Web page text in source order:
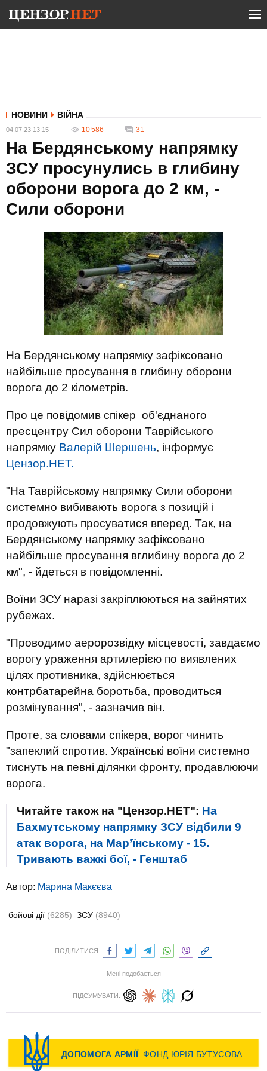
НОВИНИ ВІЙНА
04.07.23 13:15 10 586 31
На Бердянському напрямку
ЗСУ просунулись в глибину
оборони ворога до 2 км, -
Сили оборони
На Бердянському напрямку зафіксовано
найбільше просування в глибину оборони
ворога до 2 кілометрів.
Про це повідомив спікер об'єднаного
пресцентру Сил оборони Таврійського
напрямку Валерій Шершень, інформує
Цензор.НЕТ.
"На Таврійському напрямку Сили оборони
системно вибивають ворога з позицій і
продовжують просуватися вперед. Так, на
Бердянському напрямку зафіксовано
найбільше просування вглибину ворога до 2
км", - йдеться в повідомленні.
Воїни ЗСУ наразі закріплюються на зайнятих
рубежах.
"Проводимо аеророзвідку місцевості, завдаємо
ворогу ураження артилерією по виявлених
цілях противника, здійснюється
контрбатарейна боротьба, проводиться
розмінування", - зазначив він.
Проте, за словами спікера, ворог чинить
"запеклий спротив. Українські воїни системно
тиснуть на певні ділянки фронту, продавлюючи
ворога.
Читайте також на "Цензор.НЕТ": На
Бахмутському напрямку ЗСУ відбили 9
атак ворога, на Мар’їнському - 15.
Тривають важкі бої, - Генштаб
Автор: Марина Макєєва
бойові дії (6285) ЗСУ (8940)
ПОДІЛИТИСЯ:
Мені подобається
ПІДСУМУВАТИ: